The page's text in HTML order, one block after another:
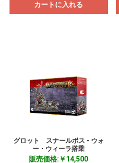
カートに入れる
グロット スナールボス - ウォ
ー・ウィーラ搭乗
販売価格:￥14,500